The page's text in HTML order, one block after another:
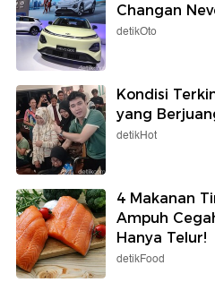
Changan
detikOto
Kondisi
yang
detikHot
4 Makanan
Ampuh
Hanya Telur!
detikFood